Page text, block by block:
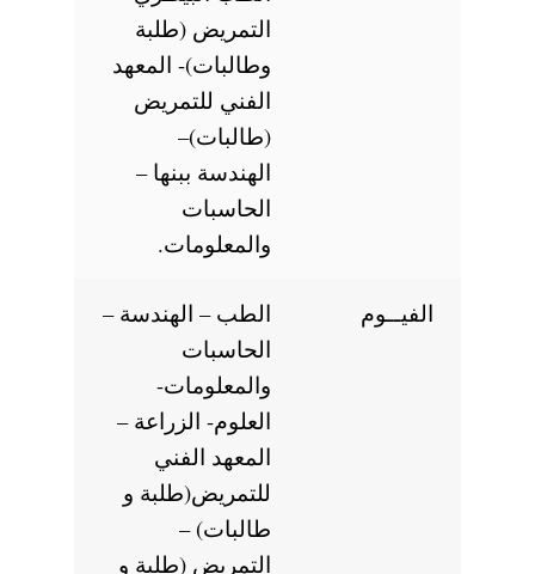
التمريض (طلبة
وطالبات)- المعهد
الفني للتمريض
(طالبات)–
الهندسة ببنها –
والمعلومات.
الطب – الهندسة –
والمعلومات-
العلوم- الزراعة –
المعهد الفني
للتمريض(طلبة و
التمريض (طلبة و